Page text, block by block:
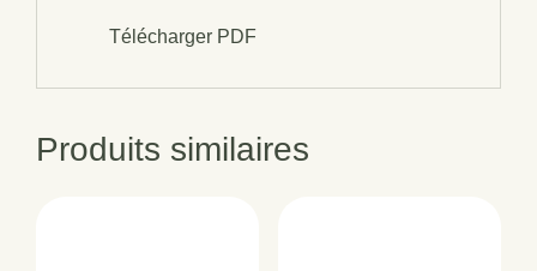
Télécharger PDF
Produits similaires